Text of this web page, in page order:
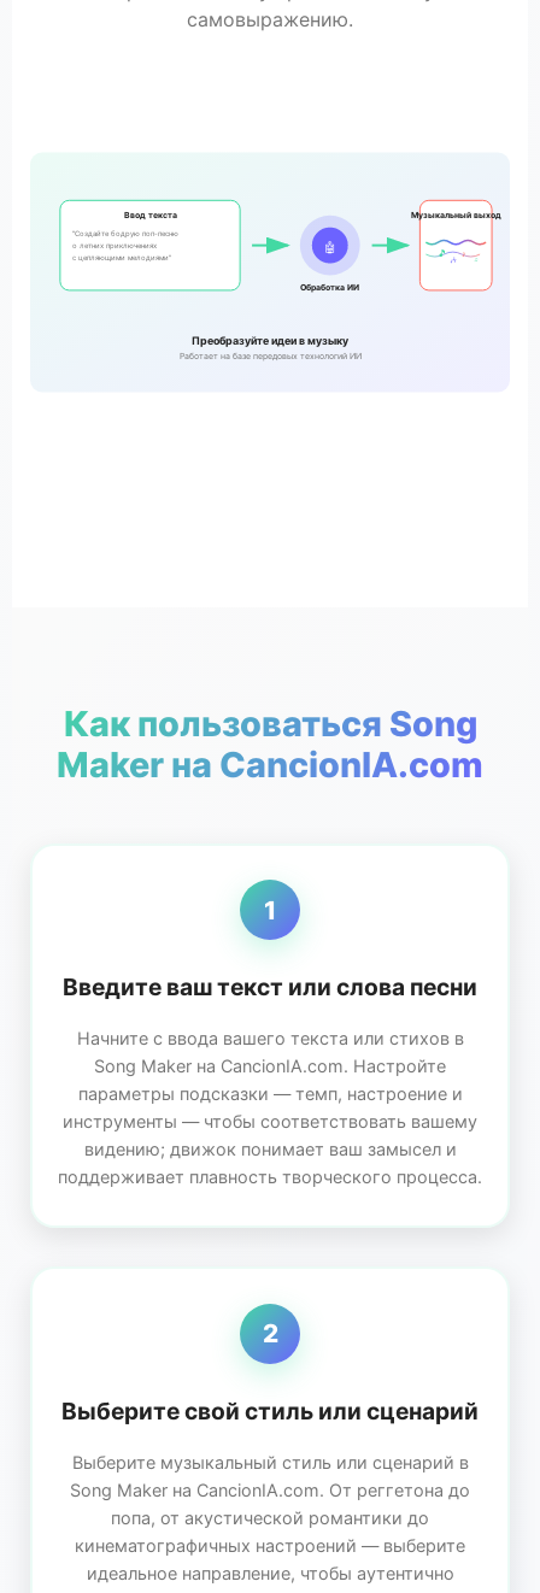
самовыражению.
Ввод текста
"Создайте бодрую поп-песню
о летних приключениях
с цепляющими мелодиями"
🤖
Обработка ИИ
Музыкальный выход
🎵
🎶
♪ ♫
Преобразуйте идеи в музыку
Работает на базе передовых технологий ИИ
Как пользоваться Song
Maker на CancionIA.com
1
Введите ваш текст или слова песни
Начните с ввода вашего текста или стихов в
Song Maker на CancionIA.com. Настройте
параметры подсказки — темп, настроение и
инструменты — чтобы соответствовать вашему
видению; движок понимает ваш замысел и
поддерживает плавность творческого процесса.
2
Выберите свой стиль или сценарий
Выберите музыкальный стиль или сценарий в
Song Maker на CancionIA.com. От реггетона до
попа, от акустической романтики до
кинематографичных настроений — выберите
идеальное направление, чтобы аутентично